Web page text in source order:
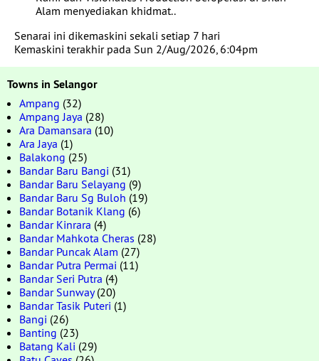
Alam menyediakan khidmat..
Senarai ini dikemaskini sekali setiap 7 hari
Kemaskini terakhir pada Sun 2/Aug/2026, 6:04pm
Towns in Selangor
Ampang (32)
Ampang Jaya (28)
Ara Damansara (10)
Ara Jaya (1)
Balakong (25)
Bandar Baru Bangi (31)
Bandar Baru Selayang (9)
Bandar Baru Sg Buloh (19)
Bandar Botanik Klang (6)
Bandar Kinrara (4)
Bandar Mahkota Cheras (28)
Bandar Puncak Alam (27)
Bandar Putra Permai (11)
Bandar Seri Putra (4)
Bandar Sunway(20)
Bandar Tasik Puteri (1)
Bangi (26)
Banting (23)
Batang Kali (29)